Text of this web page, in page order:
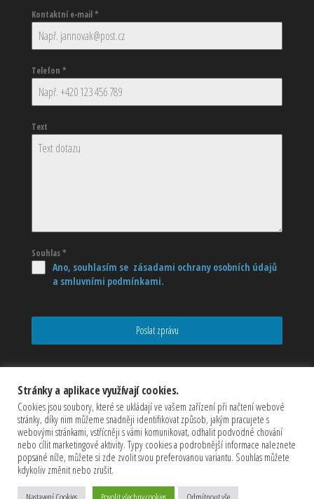
Kontaktní e-mail*
Telefon *
Text
Souhlas*
Ano, souhlasím se zásadami ochrany osobních údajů
a smluvními podmínkami.
Poslat zprávu
Stránky a aplikace využívají cookies.
Cookies jsou soubory, které se ukládají ve vašem zařízení při načtení webové
stránky, díky nim můžeme snadněji identifikovat způsob, jakým pracujete s
webovými stránkami, vstřícněji s vámi komunikovat, odhalit podvodné chování
nebo cílit marketingové aktivity. Typy cookies a podrobnější informace naleznete
popsané níže, můžete si zde zvolit svou preferovanou variantu. Souhlas můžete
kdykoliv změnit nebo zrušit.